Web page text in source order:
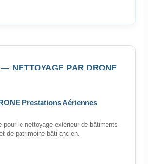
NETTOYAGE PAR DRONE
Prestations Aériennes
pour le nettoyage extérieur de bâtiments
de patrimoine bâti ancien.